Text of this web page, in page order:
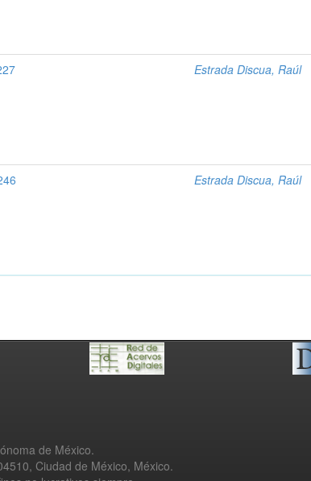
Estrada Discua, Raúl
Estrada Discua, Raúl
de México.
Ciudad de México, México.